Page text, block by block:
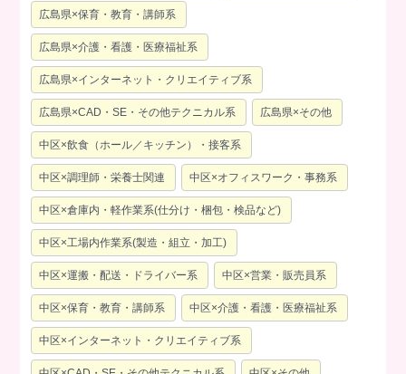
広島県×保育・教育・講師系
広島県×介護・看護・医療福祉系
広島県×インターネット・クリエイティブ系
広島県×CAD・SE・その他テクニカル系 広島県×その他
中区×飲食（ホール／キッチン）・接客系
中区×調理師・栄養士関連 中区×オフィスワーク・事務系
中区×倉庫内・軽作業系(仕分け・梱包・検品など)
中区×工場内作業系(製造・組立・加工)
中区×運搬・配送・ドライバー系 中区×営業・販売員系
中区×保育・教育・講師系 中区×介護・看護・医療福祉系
中区×インターネット・クリエイティブ系